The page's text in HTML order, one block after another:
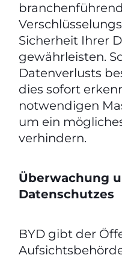
Sicherheit Ihrer
gewährleisten.
Datenverlusts
dies sofort
notwendigen
um ein
verhindern.
Überwachung
Datenschutzes
BYD gibt der